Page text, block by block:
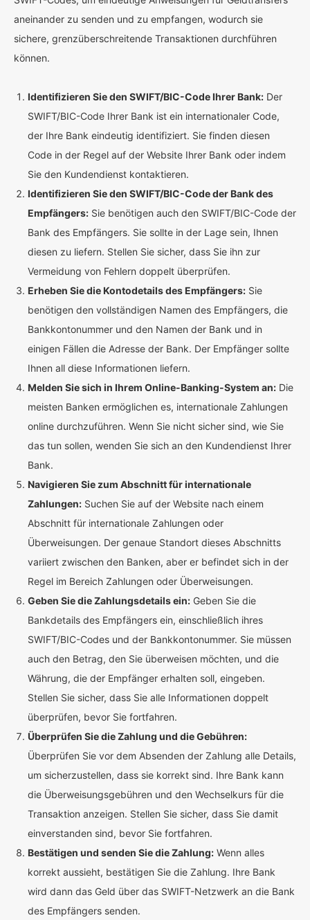
aneinander zu senden und zu empfangen, wodurch sie
sichere, grenzüberschreitende Transaktionen durchführen
können.
Identifizieren Sie den SWIFT/BIC-Code Ihrer Bank: Der
SWIFT/BIC-Code Ihrer Bank ist ein internationaler Code,
der Ihre Bank eindeutig identifiziert. Sie finden diesen
Code in der Regel auf der Website Ihrer Bank oder indem
Sie den Kundendienst kontaktieren.
Identifizieren Sie den SWIFT/BIC-Code der Bank des
Empfängers: Sie benötigen auch den SWIFT/BIC-Code der
Bank des Empfängers. Sie sollte in der Lage sein, Ihnen
diesen zu liefern. Stellen Sie sicher, dass Sie ihn zur
Vermeidung von Fehlern doppelt überprüfen.
Erheben Sie die Kontodetails des Empfängers: Sie
benötigen den vollständigen Namen des Empfängers, die
Bankkontonummer und den Namen der Bank und in
einigen Fällen die Adresse der Bank. Der Empfänger sollte
Ihnen all diese Informationen liefern.
Melden Sie sich in Ihrem Online-Banking-System an: Die
meisten Banken ermöglichen es, internationale Zahlungen
online durchzuführen. Wenn Sie nicht sicher sind, wie Sie
das tun sollen, wenden Sie sich an den Kundendienst Ihrer
Bank.
Navigieren Sie zum Abschnitt für internationale
Zahlungen: Suchen Sie auf der Website nach einem
Abschnitt für internationale Zahlungen oder
Überweisungen. Der genaue Standort dieses Abschnitts
variiert zwischen den Banken, aber er befindet sich in der
Regel im Bereich Zahlungen oder Überweisungen.
Geben Sie die Zahlungsdetails ein: Geben Sie die
Bankdetails des Empfängers ein, einschließlich ihres
SWIFT/BIC-Codes und der Bankkontonummer. Sie müssen
auch den Betrag, den Sie überweisen möchten, und die
Währung, die der Empfänger erhalten soll, eingeben.
Stellen Sie sicher, dass Sie alle Informationen doppelt
überprüfen, bevor Sie fortfahren.
Überprüfen Sie die Zahlung und die Gebühren:
Überprüfen Sie vor dem Absenden der Zahlung alle Details,
um sicherzustellen, dass sie korrekt sind. Ihre Bank kann
die Überweisungsgebühren und den Wechselkurs für die
Transaktion anzeigen. Stellen Sie sicher, dass Sie damit
einverstanden sind, bevor Sie fortfahren.
Bestätigen und senden Sie die Zahlung: Wenn alles
korrekt aussieht, bestätigen Sie die Zahlung. Ihre Bank
wird dann das Geld über das SWIFT-Netzwerk an die Bank
des Empfängers senden.